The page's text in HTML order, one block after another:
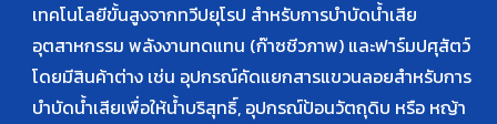
เทคโนโลยีขั้นสูงจากทวีปยุโรป สำหรับการบำบัดน้ำเสีย
อุตสาหกรรม พลังงานทดแทน (ก๊าซชีวภาพ) และฟาร์มปศุสัตว์
โดยมีสินค้าต่าง เช่น อุปกรณ์คัดแยกสารแขวนลอยสำหรับการ
บำบัดน้ำเสียเพื่อให้น้ำบริสุทธิ์, อุปกรณ์ป้อนวัตถุดิบ หรือ หญ้า